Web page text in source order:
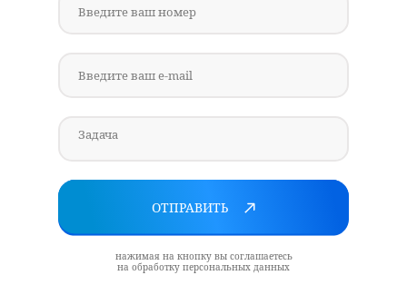
нажимая на кнопку вы соглашаетесь
на обработку персональных данных
ОТПРАВИТЬ